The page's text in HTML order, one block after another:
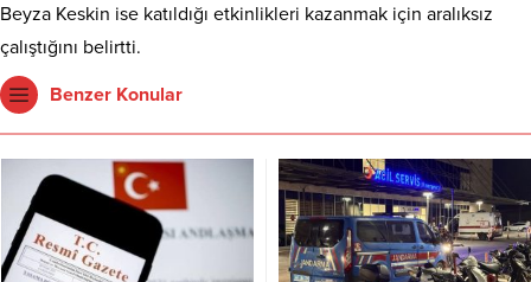
Beyza Keskin ise katıldığı etkinlikleri kazanmak için aralıksız
çalıştığını belirtti.
Benzer Konular